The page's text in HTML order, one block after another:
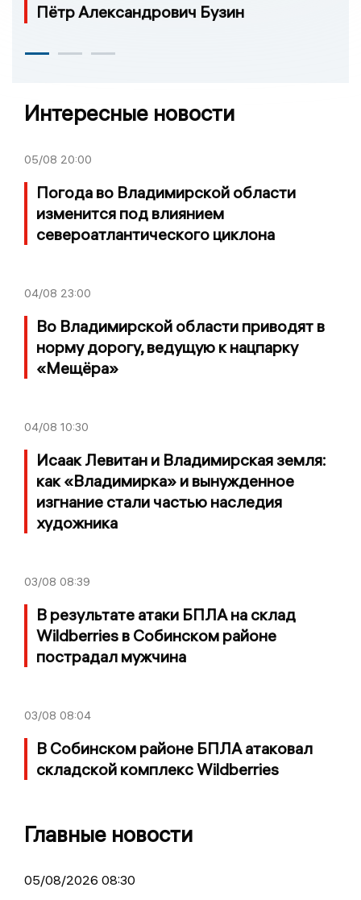
Пётр Александрович Бузин
Интересные новости
05/08 20:00
Погода во Владимирской области
изменится под влиянием
североатлантического циклона
04/08 23:00
Во Владимирской области приводят в
норму дорогу, ведущую к нацпарку
«Мещёра»
04/08 10:30
Исаак Левитан и Владимирская земля:
как «Владимирка» и вынужденное
изгнание стали частью наследия
художника
03/08 08:39
В результате атаки БПЛА на склад
Wildberries в Собинском районе
пострадал мужчина
03/08 08:04
В Собинском районе БПЛА атаковал
складской комплекс Wildberries
Главные новости
05/08/2026 08:30